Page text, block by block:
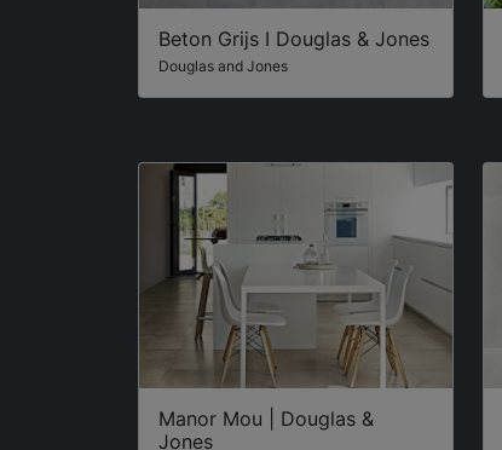
Beton Grijs I Douglas & Jones
Douglas and Jones
Manor Mou | Douglas &
Jones